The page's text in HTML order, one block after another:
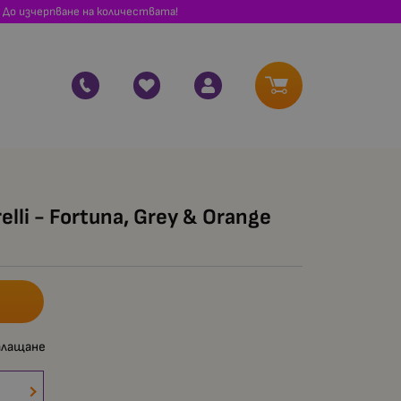
изчерпване на количествата!
- Fortuna, Grey & Orange